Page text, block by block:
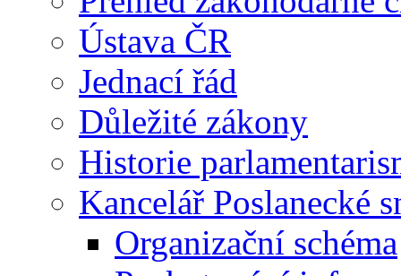
Ústava ČR
Jednací řád
Důležité zákony
Historie
Kancelář Poslanecké
Organizační schéma